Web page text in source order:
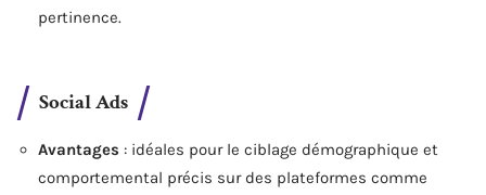
pertinence.
Social Ads
Avantages : idéales pour le ciblage démographique et
comportemental précis sur des plateformes comme